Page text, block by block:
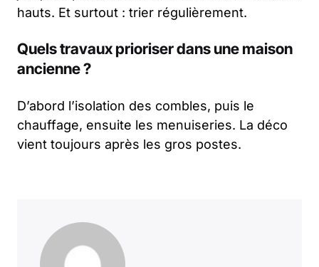
hauts. Et surtout : trier régulièrement.
Quels travaux prioriser dans une maison
ancienne ?
D’abord l’isolation des combles, puis le
chauffage, ensuite les menuiseries. La déco
vient toujours après les gros postes.